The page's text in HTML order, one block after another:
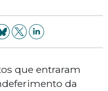
que entraram
da